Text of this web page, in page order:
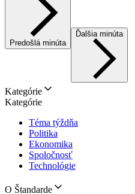
Predošlá minúta
Ďalšia minúta
Kategórie
Kategórie
Téma týždňa
Politika
Ekonomika
Spoločnosť
Technológie
O Štandarde